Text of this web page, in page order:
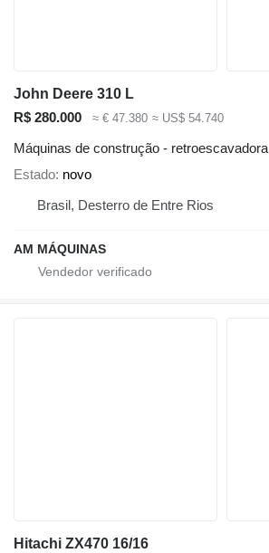
John Deere 310 L
R$ 280.000
≈ € 47.380 ≈ US$ 54.740
Máquinas de construção - retroescavadora
Estado novo
Brasil, Desterro de Entre Rios
AM MÁQUINAS
Hitachi ZX470 16/16